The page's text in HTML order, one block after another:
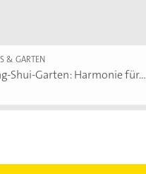
& GARTEN
Shui-Garten: Harmonie für...